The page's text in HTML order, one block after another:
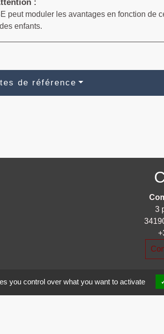
:
peut moduler les avantages en fonction de
enfants.
de référence
3
you control over what you want to activate